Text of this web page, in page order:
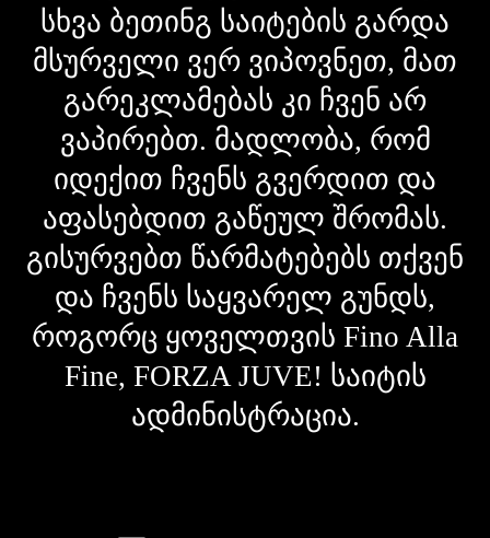
სხვა ბეთინგ საიტების გარდა
მსურველი ვერ ვიპოვნეთ, მათ
გარეკლამებას კი ჩვენ არ
ვაპირებთ. მადლობა, რომ
იდექით ჩვენს გვერდით და
აფასებდით გაწეულ შრომას.
გისურვებთ წარმატებებს თქვენ
და ჩვენს საყვარელ გუნდს,
როგორც ყოველთვის Fino Alla
Fine, FORZA JUVE! საიტის
ადმინისტრაცია.